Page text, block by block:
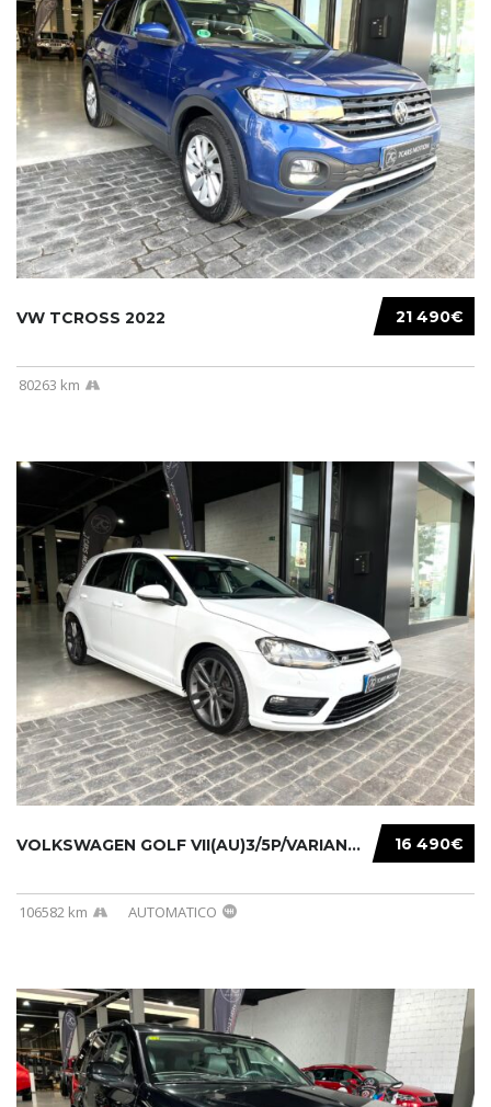
21 490€
VW TCROSS 2022
80263 km
16 490€
VOLKSWAGEN GOLF VII(AU)3/5P/VARIANT(12-16 20...
106582 km AUTOMATICO